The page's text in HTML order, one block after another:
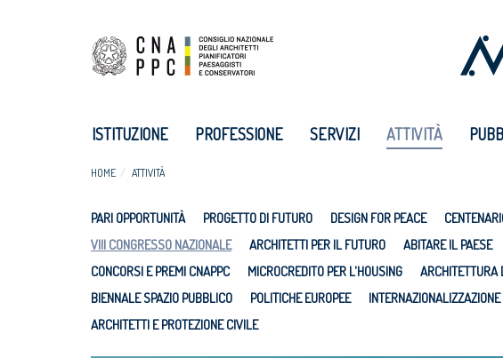
ISTITUZIONE PROFESSIONE SERVIZI ATTIVITÀ
HOME ATTIVITÀ
PARI OPPORTUNITÀ PROGETTO DI FUTURO DESIGN FOR PEACE
VIII CONGRESSO NAZIONALE
ARCHITETTI PER IL FUTURO ABITARE IL PAESE
CONCORSI E PREMI CNAPPC
MICROCREDITO PER L'HOUSING ARCHITETTURA
BIENNALE SPAZIO PUBBLICO
POLITICHE EUROPEE INTERNAZIONALIZZAZIONE
ARCHITETTI E PROTEZIONE CIVILE